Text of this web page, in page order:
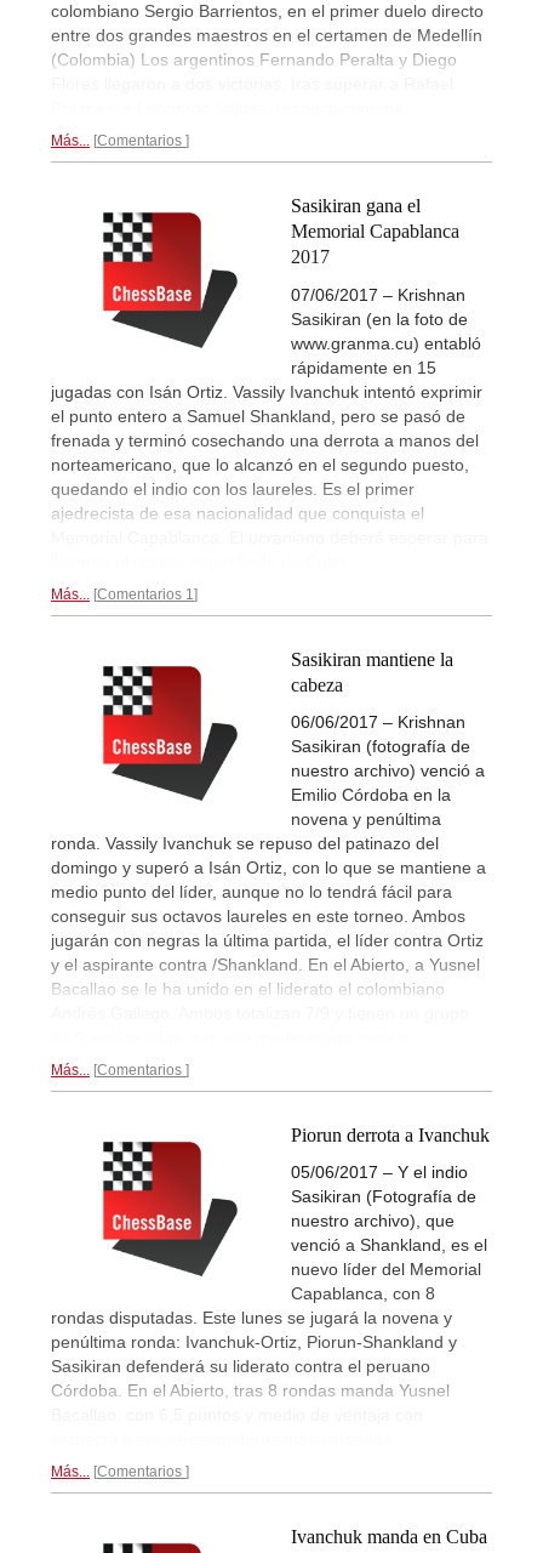
colombiano Sergio Barrientos, en el primer duelo directo
entre dos grandes maestros en el certamen de Medellín
(Colombia) Los argentinos Fernando Peralta y Diego
Más... Comentarios
Sasikiran gana el
Memorial Capablanca
2017
07/06/2017 – Krishnan
Sasikiran (en la foto de
www.granma.cu) entabló
rápidamente en 15
jugadas con Isán Ortiz. Vassily Ivanchuk intentó exprimir
el punto entero a Samuel Shankland, pero se pasó de
frenada y terminó cosechando una derrota a manos del
norteamericano, que lo alcanzó en el segundo puesto,
quedando el indio con los laureles. Es el primer
ajedrecista de esa nacionalidad que conquista el
Más... Comentarios 1
Sasikiran mantiene la
cabeza
06/06/2017 – Krishnan
Sasikiran (fotografía de
nuestro archivo) venció a
Emilio Córdoba en la
novena y penúltima
ronda. Vassily Ivanchuk se repuso del patinazo del
domingo y superó a Isán Ortiz, con lo que se mantiene a
medio punto del líder, aunque no lo tendrá fácil para
conseguir sus octavos laureles en este torneo. Ambos
jugarán con negras la última partida, el líder contra Ortiz
y el aspirante contra /Shankland. En el Abierto, a Yusnel
Bacallao se le ha unido en el liderato el colombiano
Más... Comentarios
Piorun derrota a Ivanchuk
05/06/2017 – Y el indio
Sasikiran (Fotografía de
nuestro archivo), que
venció a Shankland, es el
nuevo líder del Memorial
Capablanca, con 8
rondas disputadas. Este lunes se jugará la novena y
penúltima ronda: Ivanchuk-Ortiz, Piorun-Shankland y
Sasikiran defenderá su liderato contra el peruano
Córdoba. En el Abierto, tras 8 rondas manda Yusnel
Más... Comentarios
Ivanchuk manda en Cuba